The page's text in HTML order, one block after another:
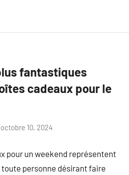
fantastiques
cadeaux pour le
octobre 10, 2024
pour un weekend représentent
personne désirant faire